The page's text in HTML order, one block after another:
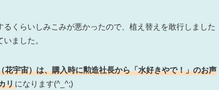
くらいしみこみが悪かったので、植え替えを敢行しました
ました。
宇宙）は、購入時に勲造社長から「水好きやで！」のお声
リになります(^_^;)